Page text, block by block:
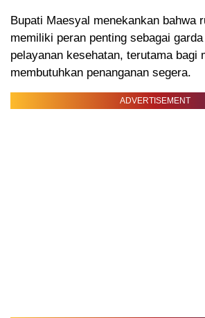
Bupati Maesyal menekankan bahwa
memiliki peran penting sebagai
pelayanan kesehatan, terutama bagi
membutuhkan penanganan segera.
ADVERTISEMENT